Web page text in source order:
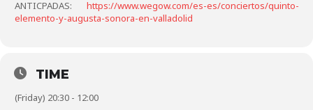
ANTICPADAS: https://www.wegow.com/es-es/conciertos/quinto-
elemento-y-augusta-sonora-en-valladolid
TIME
(Friday) 20:30 - 12:00